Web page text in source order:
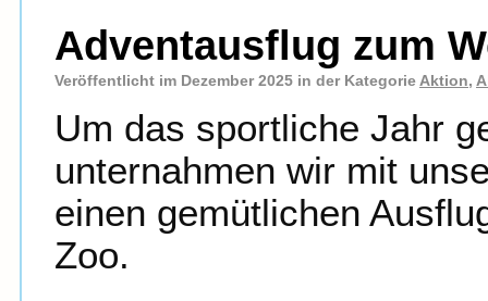
Adventausflug zum
Veröffentlicht im Dezember 2025 in der Kategorie Aktion,
Um das sportliche Jahr
unternahmen wir mit
einen gemütlichen
Zoo.